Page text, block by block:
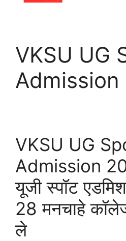
VKSU UG
Admission
VKSU UG
Admission
यूजी स्पॉट
28 मनचाहे
ले